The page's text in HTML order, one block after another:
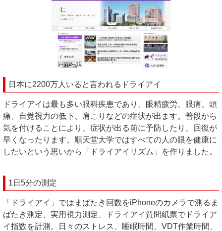
日本に2200万人いると言われるドライアイ
ドライアイは最も多い眼科疾患であり、眼精疲労、眼痛、頭
痛、自覚視力の低下、肩こりなどの症状が出ます。普段から
気を付けることにより、症状が出る前に予防したり、回復が
早くなったります。順天堂大学ではすべての人の眼を健康に
したいという思いから「ドライアイリズム」を作りました。
1日5分の測定
「ドライアイ」ではまばたき回数をiPhoneのカメラで測るま
ばたき測定、実用視力測定、ドライアイ質問紙票でドライア
イ指数を計測。日々のストレス、睡眠時間、VDT作業時間、